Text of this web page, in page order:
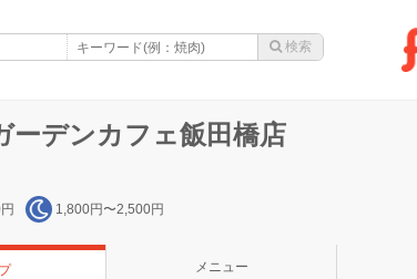
ーデンカフェ飯田橋店
1,800円〜2,500円
メニュー